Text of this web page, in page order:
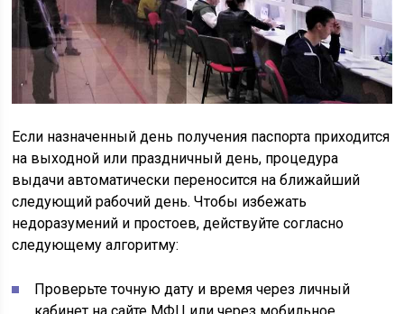
Если назначенный день получения паспорта приходится
на выходной или праздничный день, процедура
выдачи автоматически переносится на ближайший
следующий рабочий день. Чтобы избежать
недоразумений и простоев, действуйте согласно
следующему алгоритму:
Проверьте точную дату и время через личный
кабинет на сайте МФЦ или через мобильное